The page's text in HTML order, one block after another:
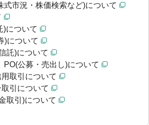
式市況・株価検索など)について
)について
)について
託)について
PO(公募・売出し)について
取引について
引について
取引)について